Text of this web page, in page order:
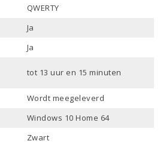
QWERTY
Ja
Ja
tot 13 uur en 15 minuten
Wordt meegeleverd
Windows 10 Home 64
Zwart